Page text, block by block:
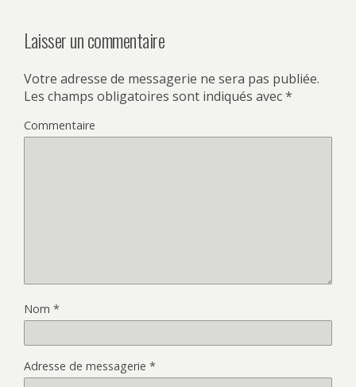
Laisser un commentaire
Votre adresse de messagerie ne sera pas publiée.
Les champs obligatoires sont indiqués avec*
Commentaire
Nom *
Adresse de messagerie *